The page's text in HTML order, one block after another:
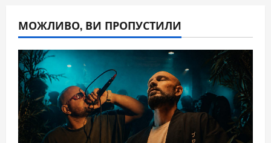
МОЖЛИВО, ВИ ПРОПУСТИЛИ